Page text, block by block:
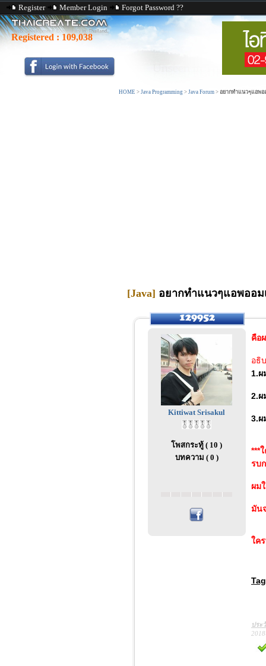
Register Member Login Forgot Password ??
Registered : 109,038
HOME > Java Programming > Java Forum > อยากทำแนวๆแอพอ
[Java] อยากทำแนวๆแอพออม
Kittiwat Srisakul
โพสกระทู้ ( 10 )
บทความ ( 0 )
คือ
อธิ
1.ผ
2.ผ
3.ผ
***
รบ
ผม
มัน
ใค
Tag
ประ